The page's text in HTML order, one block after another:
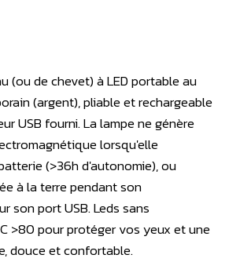
(ou de chevet) à LED portable au
(argent), pliable et rechargeable
USB fourni. La lampe ne génère
lorsqu'elle
(>36h d'autonomie), ou
à la terre pendant son
son port USB. Leds sans
>80 pour protéger vos yeux etune
douce et confortable.